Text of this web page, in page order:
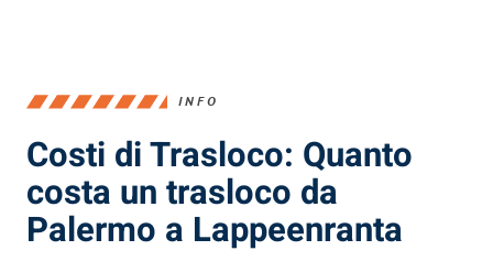
INFO
Costi di Trasloco: Quanto
costa un trasloco da
Palermo a Lappeenranta